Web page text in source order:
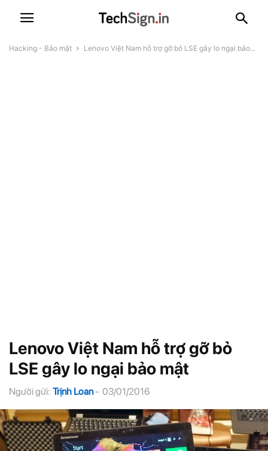
Hacking - Bảo mật Lenovo Việt Nam hỗ trợ gỡ bỏ LSE gây lo ngại bảo...
Lenovo Việt Nam hỗ trợ gỡ bỏ
LSE gây lo ngại bảo mật
Người gửi: Trịnh Loan - 03/01/2016